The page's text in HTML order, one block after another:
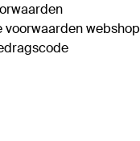
voorwaarden webshop